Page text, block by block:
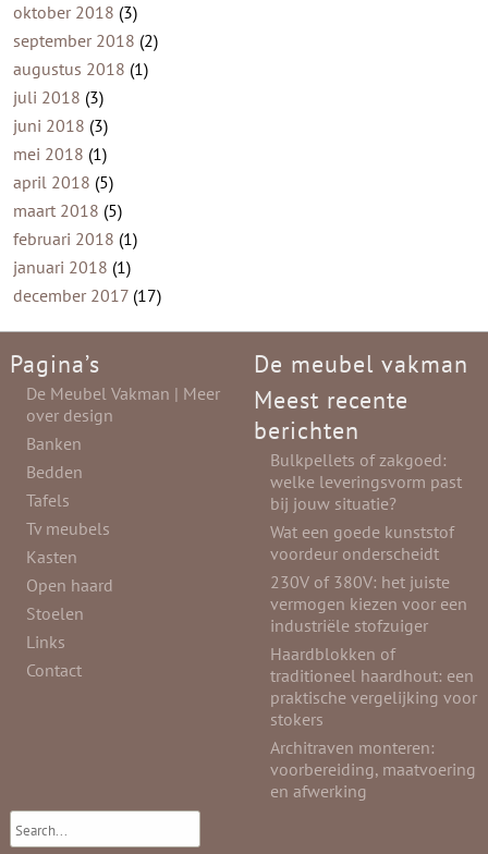
oktober 2018 (3)
september 2018 (2)
augustus 2018 (1)
juli 2018 (3)
juni 2018 (3)
mei 2018 (1)
april 2018 (5)
maart 2018 (5)
februari 2018 (1)
januari 2018 (1)
december 2017(17)
Pagina’s
De Meubel Vakman | Meer
over design
Banken
Bedden
Tafels
Tv meubels
Kasten
Open haard
Stoelen
Links
Contact
De meubel vakman
Meest recente
berichten
Bulkpellets of zakgoed:
welke leveringsvorm past
bij jouw situatie?
Wat een goede kunststof
voordeur onderscheidt
230V of 380V: het juiste
vermogen kiezen voor een
industriële stofzuiger
Haardblokken of
traditioneel haardhout: een
praktische vergelijking voor
stokers
Architraven monteren:
voorbereiding, maatvoering
en afwerking